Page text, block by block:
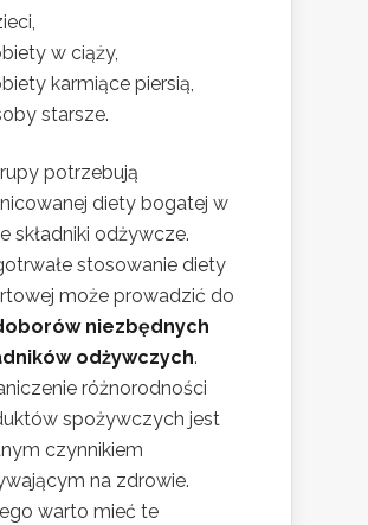
w ciąży,
karmiące piersią,
starsze.
potrzebują
diety bogatej w
składniki odżywcze.
stosowanie diety
może prowadzić do
niezbędnych
odżywczych.
różnorodności
spożywczych jest
czynnikiem
na zdrowie.
warto mieć te